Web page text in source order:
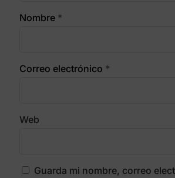
Nombre *
Correo electrónico *
Web
Guarda mi nombre, correo